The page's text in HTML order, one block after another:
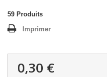
59 Produits
Imprimer
0,30 €